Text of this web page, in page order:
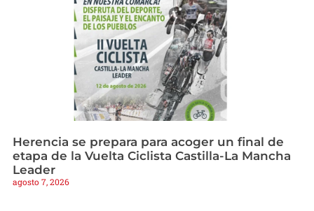
Herencia se prepara para acoger un final de
etapa de la Vuelta Ciclista Castilla-La Mancha
Leader
agosto 7, 2026